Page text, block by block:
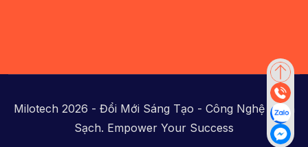
Milotech 2026 - Đổi Mới Sáng Tạo - Công Nghệ Xanh
Sạch. Empower Your Success